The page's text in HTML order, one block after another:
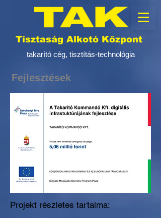
Tisztaság Alkotó Központ
takarító cég, tisztítás-technológia
Fejlesztések
Projekt részletes tartalma: